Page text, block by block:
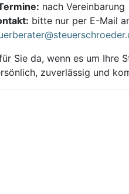
nach Vereinbarung
bitte nur per E-Mail
Sie da, wenn es um Ihre
zuverlässig und